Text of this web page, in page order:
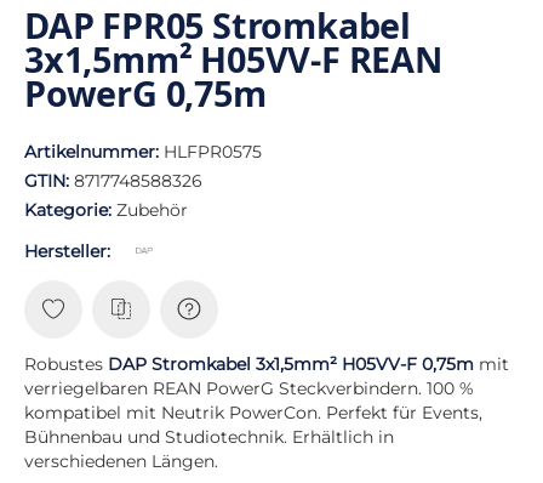
DAP FPR05 Stromkabel
3x1,5mm² H05VV-F REAN
PowerG 0,75m
Artikelnummer: HLFPR0575
GTIN: 8717748588326
Kategorie: Zubehör
Hersteller:
Robustes DAP Stromkabel 3x1,5mm² H05VV-F 0,75m mit
verriegelbaren REAN PowerG Steckverbindern. 100 %
kompatibel mit Neutrik PowerCon. Perfekt für Events,
Bühnenbau und Studiotechnik. Erhältlich in
verschiedenen Längen.